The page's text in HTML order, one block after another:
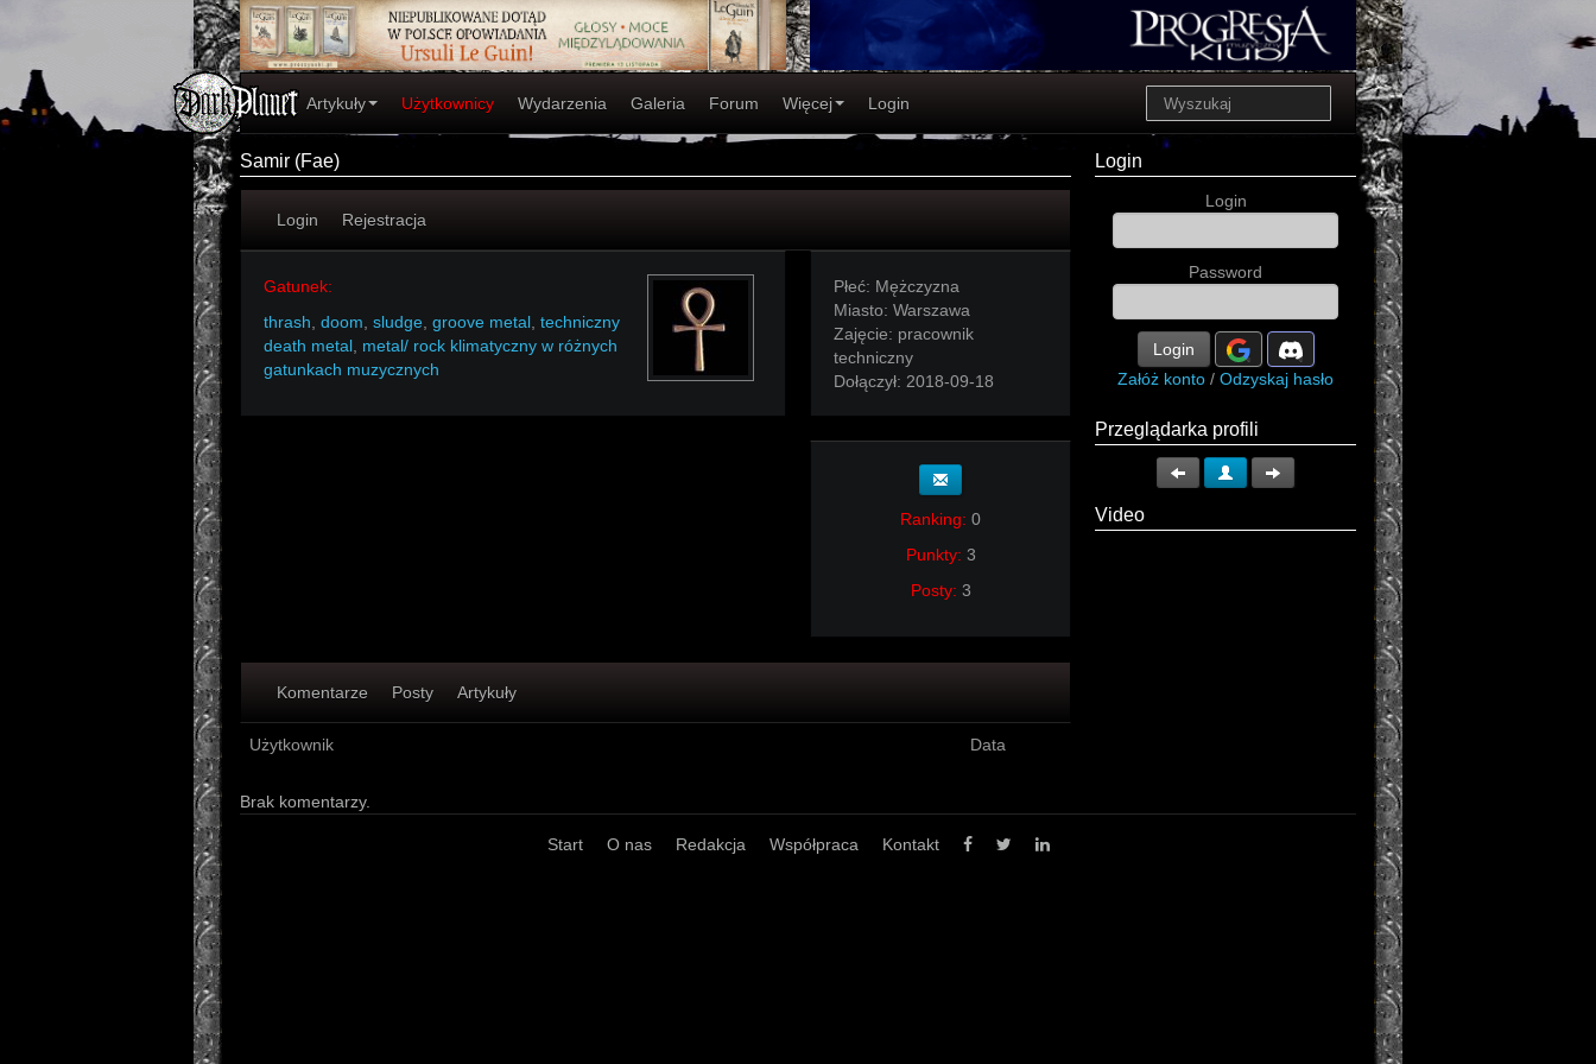
Artykuły Użytkownicy Wydarzenia Galeria Forum Więcej Login
Samir (Fae)
Login Rejestracja
Gatunek:
thrash doom sludge groove metal techniczny
death metal metal/ rock klimatyczny w różnych
gatunkach muzycznych
Płeć: Mężczyzna
Miasto: Warszawa
Zajęcie: pracownik
techniczny
Dołączył: 2018-09-18
Ranking: 0
Punkty: 3
Posty: 3
Komentarze Posty Artykuły
Użytkownik Data
Brak komentarzy.
Login
Login
Password
Login
Załóż konto / Odzyskaj hasło
Przeglądarka profili
Video
Start O nas Redakcja Współpraca Kontakt